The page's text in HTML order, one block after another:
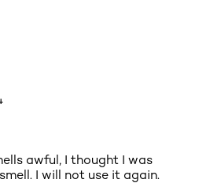
awful, I thought I was
I will not use it again.